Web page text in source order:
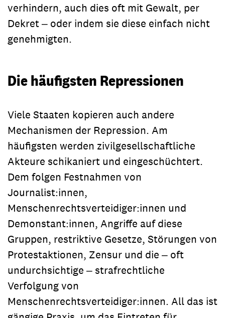
verhindern, auch dies oft mit Gewalt, per
Dekret ‒ oder indem sie diese einfach nicht
genehmigten.
Die häufigsten Repressionen
Viele Staaten kopieren auch andere
Mechanismen der Repression. Am
häufigsten werden zivilgesellschaftliche
Akteure schikaniert und eingeschüchtert.
Dem folgen Festnahmen von
Journalist:innen,
Menschenrechtsverteidiger:innen und
Demonstant:innen, Angriffe auf diese
Gruppen, restriktive Gesetze, Störungen von
Protestaktionen, Zensur und die ‒ oft
undurchsichtige ‒ strafrechtliche
Verfolgung von
Menschenrechtsverteidiger:innen. All das ist